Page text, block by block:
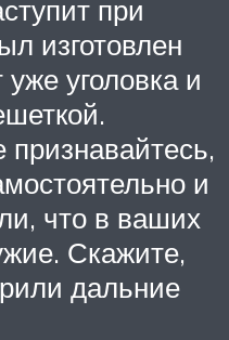
при
изготовлен
уголовка и
признавайтесь,
и
что в ваших
Скажите,
дальние